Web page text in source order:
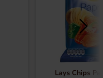
Lays Chips